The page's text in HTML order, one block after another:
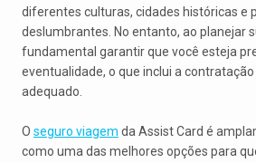
diferentes culturas, cidades históricas e
deslumbrantes. No entanto, ao planejar
fundamental garantir que você esteja
eventualidade, o que inclui a
adequado.
O seguro viagem da Assist Card é
como uma das melhores opções para